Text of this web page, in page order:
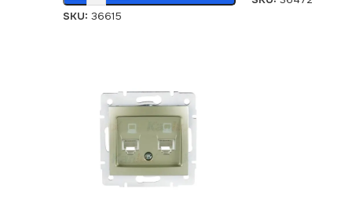
SKU: 36615